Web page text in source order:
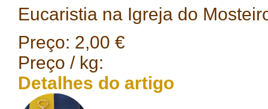
Eucaristia na Igreja do
Preço: 2,00 €
Preço / kg:
Detalhes do artigo